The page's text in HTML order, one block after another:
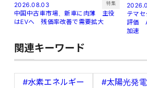
2026.08.03 特集
中国中古車市場、新車に肉薄 主役
はEVへ 残価率改善で需要拡大
テマ
評価
加速
関連キーワード
#水素エネルギー
#太陽光発電